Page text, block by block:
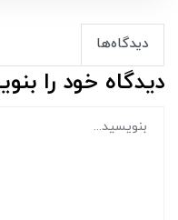
دیدگاه‌ها
دیدگاه خود را